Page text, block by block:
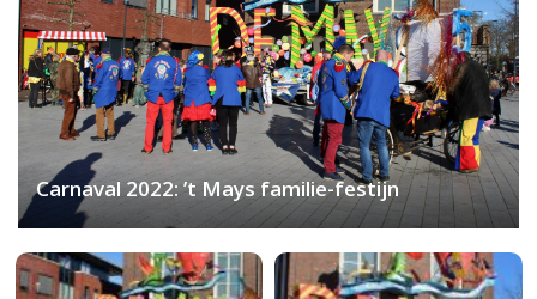
Carnaval 2022: ’t Mays familie-festijn